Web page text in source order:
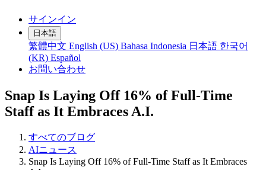
サインイン
日本語
繁體中文 English (US) Bahasa Indonesia 日本語 한국어
(KR) Español
お問い合わせ
Snap Is Laying Off 16% of Full-Time
Staff as It Embraces A.I.
すべてのブログ
AIニュース
Snap Is Laying Off 16% of Full-Time Staff as It Embraces